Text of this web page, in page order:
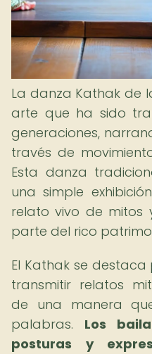
La danza Kathak de
arte que ha sido
generaciones,
través de
Esta danza
una simple
relato vivo de mitos
parte del rico
El Kathak se
transmitir relatos
de una manera
palabras. Los
posturas y